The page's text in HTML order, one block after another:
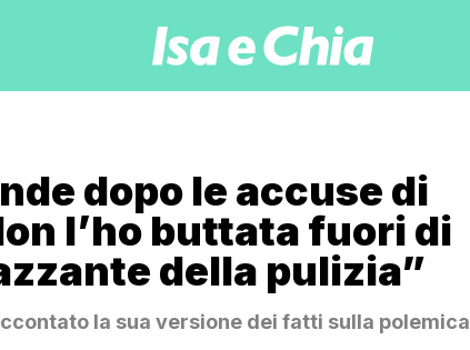
dopo le accuse di
l’ho buttata fuori di
della pulizia”
la sua versione dei fatti sulla polemica